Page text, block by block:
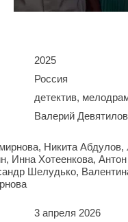
2025
Россия
детектив,
Валерий Девятилов
Никита
Инна Хотеенкова,
Шелудько,
3 апреля 2026